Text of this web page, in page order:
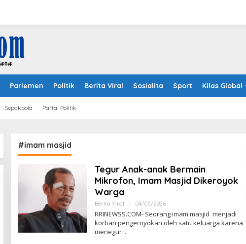
Parlemen Politik Berita Viral Sosialita Sport Kilas Global
Sepakbola Partai Politik
#imam masjid
Tegur Anak-anak Bermain
Mikrofon, Imam Masjid Dikeroyok
Warga
Berita Viral 04/05/2026Oleh
RRINEWSS.COM- Seorang imam masjid menjadi
korban pengeroyokan oleh satu keluarga karena
menegur